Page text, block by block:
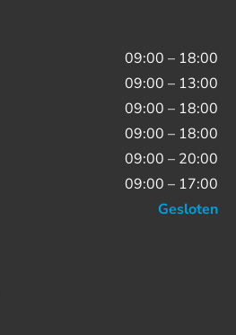
09:00 – 18:00
09:00 – 13:00
09:00 – 18:00
09:00 – 18:00
09:00 – 20:00
09:00 – 17:00
Gesloten